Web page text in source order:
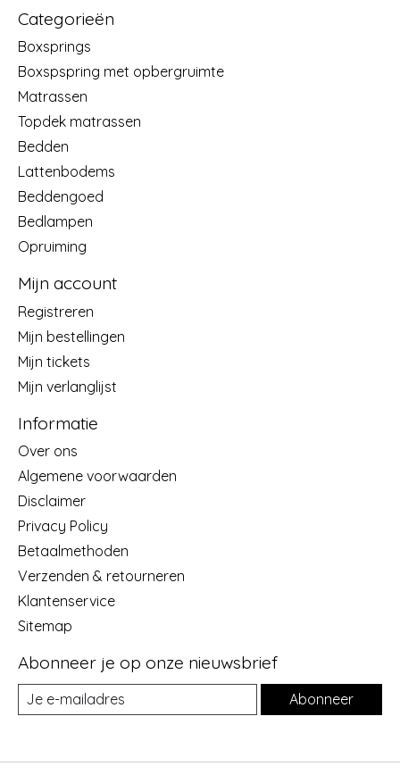
Categorieën
Boxsprings
Boxspspring met opbergruimte
Matrassen
Topdek matrassen
Bedden
Lattenbodems
Beddengoed
Bedlampen
Opruiming
Mijn account
Registreren
Mijn bestellingen
Mijn tickets
Mijn verlanglijst
Informatie
Over ons
Algemene voorwaarden
Disclaimer
Privacy Policy
Betaalmethoden
Verzenden & retourneren
Klantenservice
Sitemap
Abonneer je op onze nieuwsbrief
Abonneer